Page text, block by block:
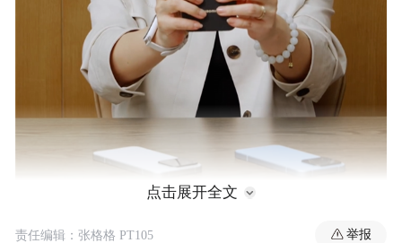
点击展开全文
责任编辑：张格格 PT105 举报